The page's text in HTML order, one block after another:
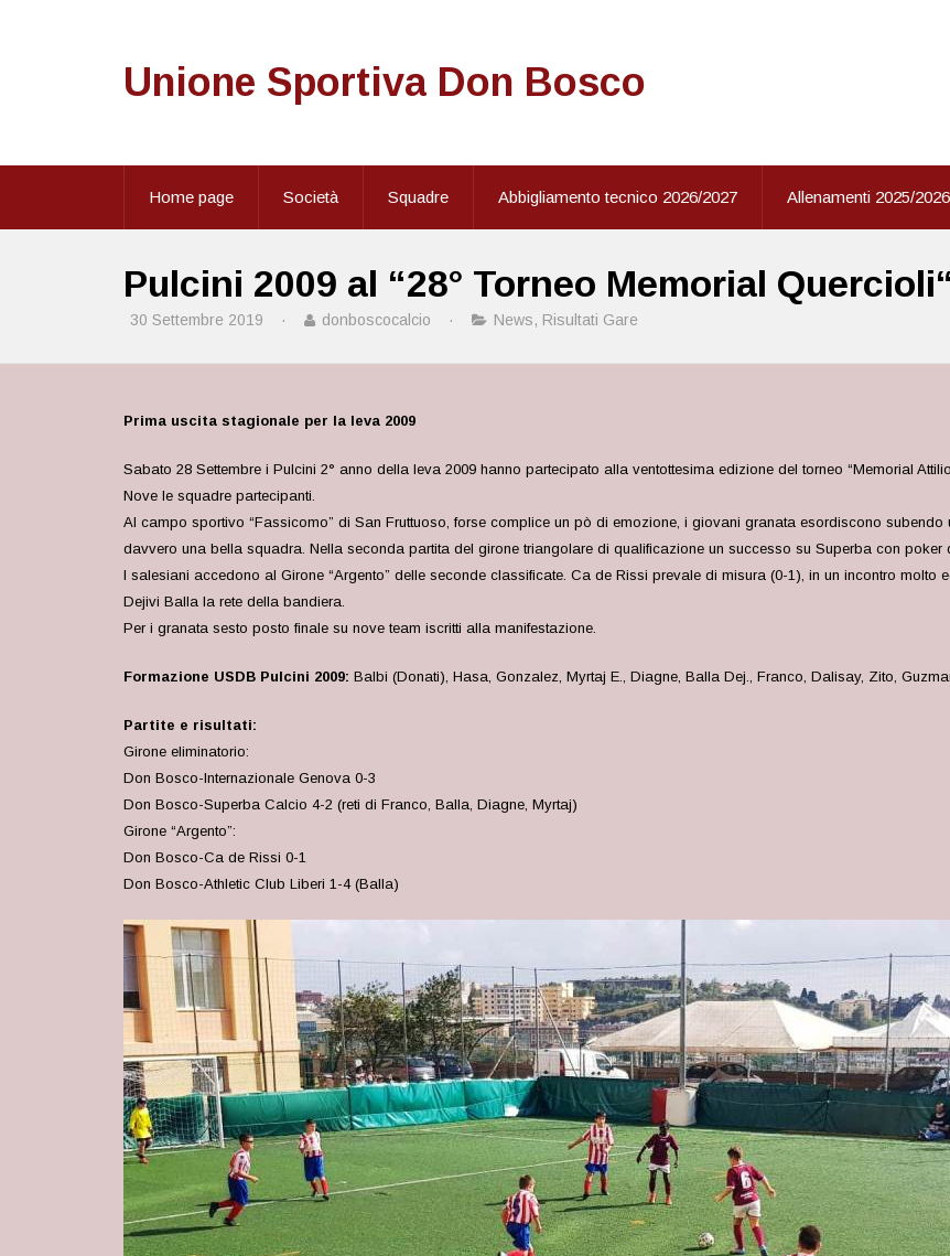
Unione Sportiva Don Bosco
Home page Società Squadre Abbigliamento tecnico 2026/2027 Allenamenti 2025/2026
Pulcini 2009 al “28° Torneo Memorial Quercioli“
30 Settembre 2019 · donboscocalcio · News, Risultati Gare
Prima uscita stagionale per la leva 2009
Sabato 28 Settembre i Pulcini 2° anno della leva 2009 hanno partecipato alla ventottesima edizione del torneo “Memorial
Nove le squadre partecipanti.
Al campo sportivo “Fassicomo” di San Fruttuoso, forse complice un pò di emozione, i giovani granata esordiscono subendo
davvero una bella squadra. Nella seconda partita del girone triangolare di qualificazione un successo su Superba con poker
I salesiani accedono al Girone “Argento” delle seconde classificate. Ca de Rissi prevale di misura (0-1), in un incontro molto
Dejivi Balla la rete della bandiera.
Per i granata sesto posto finale su nove team iscritti alla manifestazione.
Formazione USDB Pulcini 2009: Balbi (Donati), Hasa, Gonzalez, Myrtaj E., Diagne, Balla Dej., Franco, Dalisay, Zito,
Partite e risultati:
Girone eliminatorio:
Don Bosco-Internazionale Genova 0-3
Don Bosco-Superba Calcio 4-2 (reti di Franco, Balla, Diagne, Myrtaj)
Girone “Argento”:
Don Bosco-Ca de Rissi 0-1
Don Bosco-Athletic Club Liberi 1-4 (Balla)